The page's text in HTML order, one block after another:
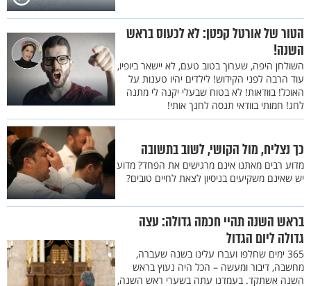
הטור של אורטל קפטן: לא לכעוס בראש
השנה!
השולחן היפה, שערוך בטוב טעם, לא יישאר ביופיו,
עוד הרבה לפני הקידוש! לילדים יהיו טענות על
האוכל! בוודאות! לא בטוח שבעלי יקנה לי מתנה
לחג! חמותי בוודאי תנסה לחנך אותי!
כך נצליח, מול הקושי, לשוב בתשובה
מדוע רבים מאתנו אינם מרגישים את הפחד? מדוע
יש שאינם משקיעים בניסיון לצאת לחיים טובים?
בראש השנה תהיי חכמה גדולה: עצה
גדולה ליום הגדול
365 ימים שחלפו ועברו עלינו בשנה שעברה,
מחשבה, דיבור ומעשה – הכל היה נעוץ בראש
השנה אשתקד. בעמדנו עתה בשערי ראש השנה,